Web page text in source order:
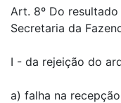
Art. 8º Do
Secretaria da
I - da rejeição do
a) falha na